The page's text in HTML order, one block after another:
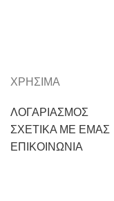
ΧΡΗΣΙΜΑ
ΛΟΓΑΡΙΑΣΜΟΣ
ΣΧΕΤΙΚΑ ΜΕ ΕΜΑΣ
ΕΠΙΚΟΙΝΩΝΙΑ